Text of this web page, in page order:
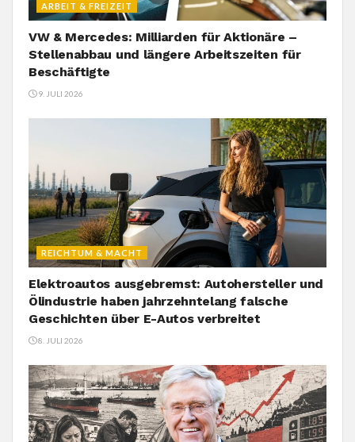
ARBEIT & FREIZEIT
VW & Mercedes: Milliarden für Aktionäre –
Stellenabbau und längere Arbeitszeiten für
Beschäftigte
9. JULI 2026
REICHTUM & MACHT
Elektroautos ausgebremst: Autohersteller und
Ölindustrie haben jahrzehntelang falsche
Geschichten über E-Autos verbreitet
8. JULI 2026